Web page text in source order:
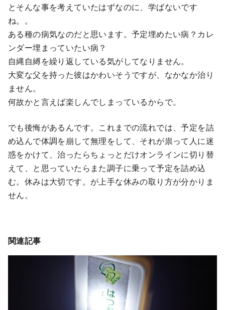
とそんな事を考えていたはずなのに、学ばないです
ね。。
ある種の病気なのだと思います。予定埋めたい病？カレ
ンダー埋まっていたい病？
自縄自縛を繰り返している気がしてなりません。
大変な父を持った彼はかわいそうですが、なかなか治り
ません。
何故かと言えば楽しんでしまっているからで。
でも後悔があるんです。これまでの流れでは、予定を詰
め込んで体調を崩して無理をして、それが祟って人に迷
惑をかけて、治ったらちょっとだけオンラインに切り替
えて、と思っていたらまた調子に乗って予定を詰め込
む。休みは大切です。が上手な休みの取り方が分かりま
せん。
関連記事